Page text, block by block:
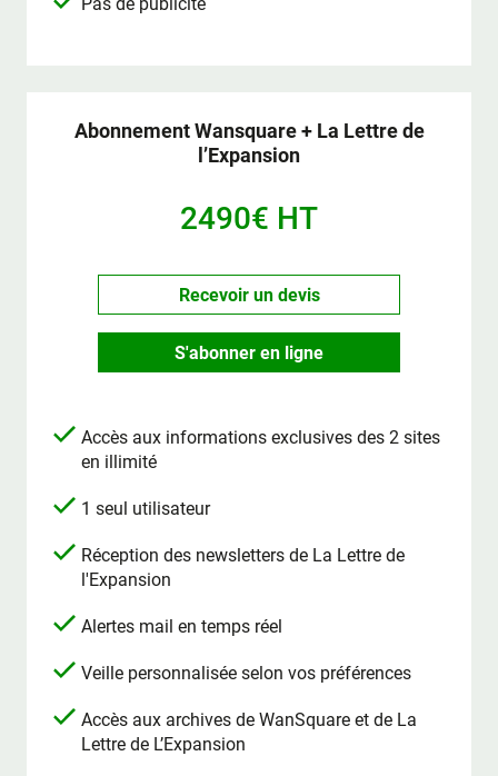
Abonnement Wansquare + La Lettre de
l’Expansion
2490€ HT
Recevoir un devis
S'abonner en ligne
Accès aux informations exclusives des 2 sites
en illimité
1 seul utilisateur
Réception des newsletters de La Lettre de
l'Expansion
Alertes mail en temps réel
Veille personnalisée selon vos préférences
Accès aux archives de WanSquare et de La
Lettre de L’Expansion